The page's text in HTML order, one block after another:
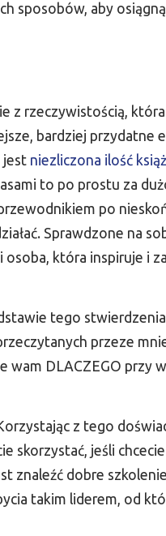
sposobów, aby
z rzeczywistością, która
bardziej przydatne
jest niezliczona ilość
to po prostu za
po
Sprawdzone na
która inspiruje i
tego
przeze
wam DLACZEGO przy
z tego
skorzystać, jeśli
znaleźć dobre
takim liderem, od